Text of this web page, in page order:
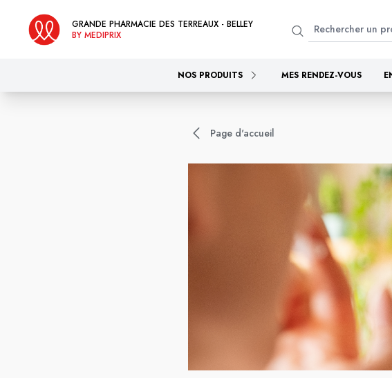
GRANDE PHARMACIE DES TERREAUX - BELLEY
BY MEDIPRIX
NOS PRODUITS MES RENDEZ-VOUS
Page d'accueil